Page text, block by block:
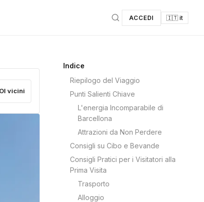
ACCEDI 🇮🇹 it
vicini
Indice
Riepilogo del Viaggio
Punti Salienti Chiave
L'energia Incomparabile di
Barcellona
Attrazioni da Non Perdere
Consigli su Cibo e Bevande
Consigli Pratici per i Visitatori alla
Prima Visita
Trasporto
Alloggio